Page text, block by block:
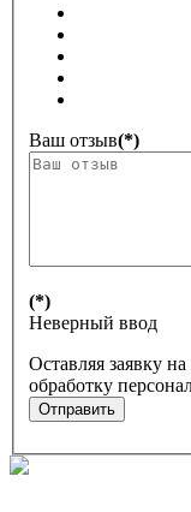
Ваш отзыв(*)
(*)
Неверный ввод
Оставляя заявку на сайте вы
обработку
Отправить